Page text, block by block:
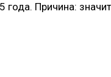
Причина: